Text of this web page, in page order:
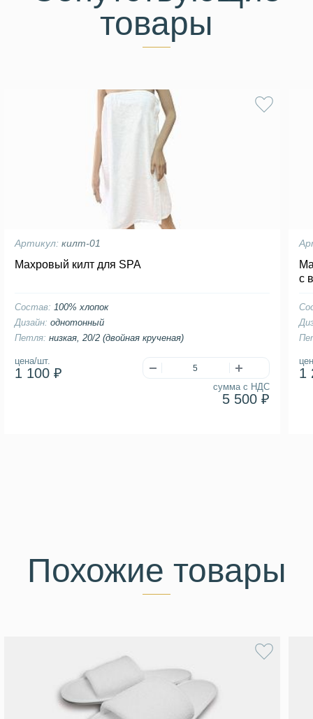
товары
Артикул: килт-01
Махровый килт для SPA
цена/шт.
1 100 ₽
сумма с НДС
5 500 ₽
Состав: 100% хлопок
Дизайн: однотонный
Петля: низкая, 20/2 (двойная крученая)
с
1
Похожие товары